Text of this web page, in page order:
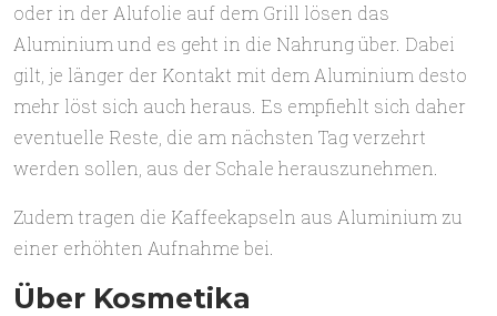
oder in der Alufolie auf dem Grill lösen das
Aluminium und es geht in die Nahrung über. Dabei
gilt, je länger der Kontakt mit dem Aluminium desto
mehr löst sich auch heraus. Es empfiehlt sich daher
eventuelle Reste, die am nächsten Tag verzehrt
werden sollen, aus der Schale herauszunehmen.
Zudem tragen die Kaffeekapseln aus Aluminium zu
einer erhöhten Aufnahme bei.
Über Kosmetika